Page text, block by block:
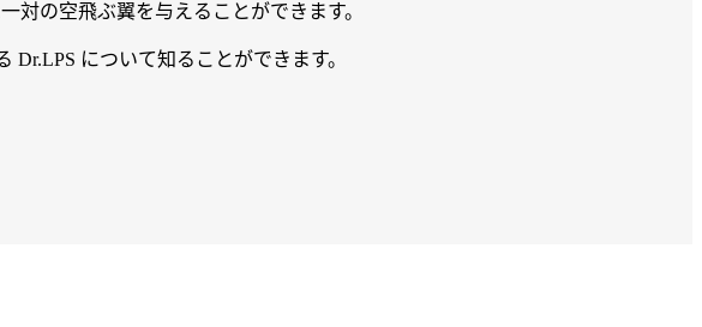
対の空飛ぶ翼を与えることができます。
について知ることができます。